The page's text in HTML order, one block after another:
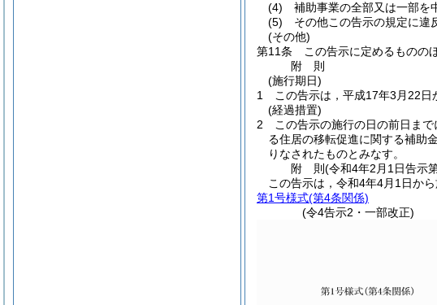
(4)
補助事業の全部又は一部を
(5)
その他この告示の規定に違
(その他)
第11条
この告示に定めるものの
附 則
(施行期日)
1
この告示は，平成17年3月22日
(経過措置)
2
この告示の施行の日の前日ま
る住居の移転促進に関する補助
りなされたものとみなす。
附 則(令和4年2月1日告示
この告示は，令和4年4月1日から
第1号様式(第4条関係)
(令4告示2・一部改正)